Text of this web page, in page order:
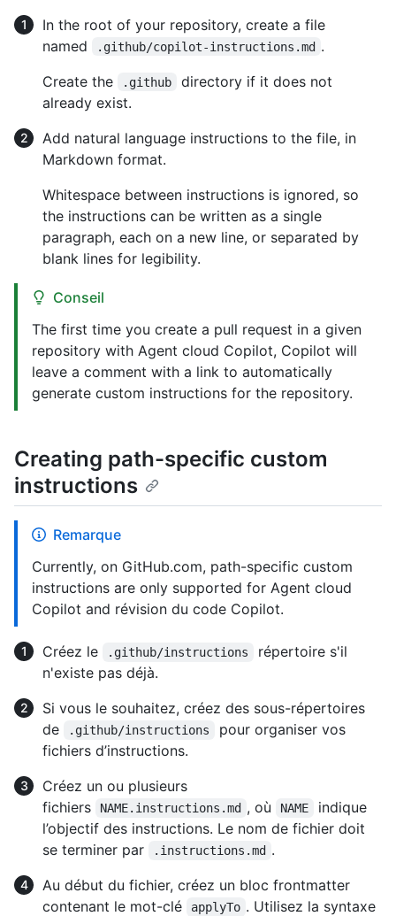
In the root of your repository, create a file
named
.github/copilot-instructions.md .
Create the
.github
directory if it does not
already exist.
Add natural language instructions to the file, in
Markdown format.
Whitespace between instructions is ignored, so
the instructions can be written as a single
paragraph, each on a new line, or separated by
blank lines for legibility.
Conseil
The first time you create a pull request in a given
repository with Agent cloud Copilot, Copilot will
leave a comment with a link to automatically
generate custom instructions for the repository.
Creating path-specific custom
instructions
Remarque
Currently, on GitHub.com, path-specific custom
instructions are only supported for Agent cloud
Copilot and révision du code Copilot.
Créez le .github/instructions
répertoire s'il
n'existe pas déjà.
Si vous le souhaitez, créez des sous-répertoires
de
.github/instructions
pour organiser vos
fichiers d’instructions.
Créez un ou plusieurs
fichiers
NAME.instructions.md , où NAME
indique
l’objectif des instructions. Le nom de fichier doit
se terminer par
.instructions.md .
Au début du fichier, créez un bloc frontmatter
contenant le mot-clé
applyTo . Utilisez la syntaxe